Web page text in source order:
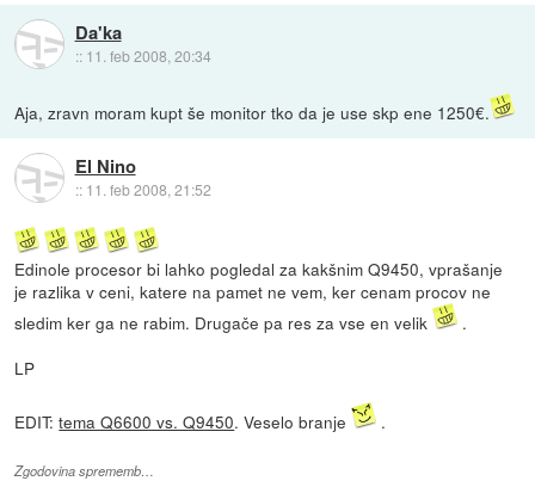
Da'ka
:: 11. feb 2008, 20:34
Aja, zravn moram kupt še monitor tko da je use skp ene 1250€.
El Nino
:: 11. feb 2008, 21:52
Edinole procesor bi lahko pogledal za kakšnim Q9450, vprašanje
je razlika v ceni, katere na pamet ne vem, ker cenam procov ne
sledim ker ga ne rabim. Drugače pa res za vse en velik
.
LP
EDIT:tema Q6600 vs. Q9450. Veselo branje .
Zgodovina sprememb…